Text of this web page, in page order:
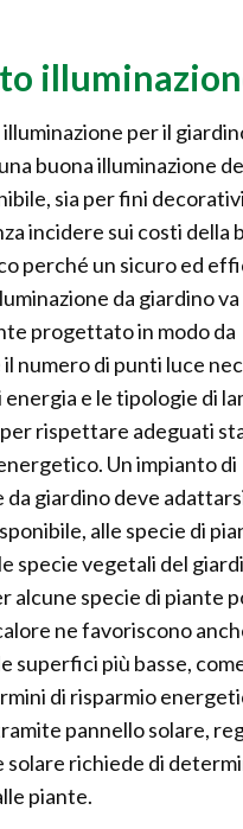
illuminazione per il
buona illuminazione
sia per fini
incidere sui costi della
perché un sicuro ed
da giardino va
progettato in modo da
numero di punti luce
energia e le tipologie di
rispettare adeguati
Un impianto di
da giardino deve
alle specie di
specie vegetali del
alcune specie di piante
ne favoriscono
superfici più basse,
di risparmio
pannello solare,
solare richiede di
piante.